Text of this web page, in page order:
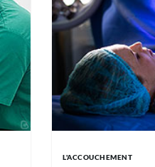
L'ACCOUCHEMENT